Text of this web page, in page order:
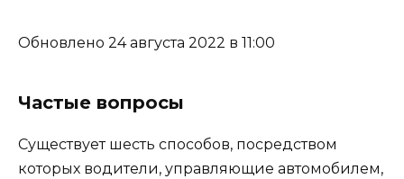
Обновлено 24 августа 2022 в 11:00
Частые вопросы
Существует шесть способов, посредством
которых водители, управляющие автомобилем,